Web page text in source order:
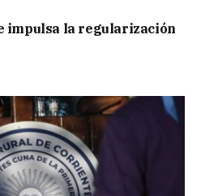
impulsa la regularización